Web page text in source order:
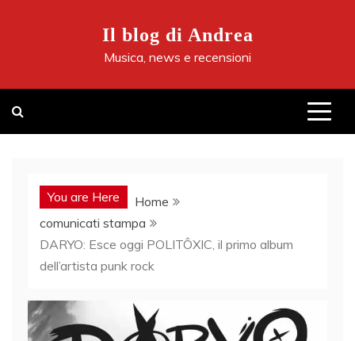
Il blog di Andrea
Musica, news e recensioni
You are Here
Home
comunicati stampa
DARYO: Esce oggi POLITÔXIC, il primo album
dell’artista punk rock